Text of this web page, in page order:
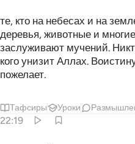
Неужели ты не видишь,
те, кто на небесах и на
деревья, животные и
заслуживают мучений.
кого унизит Аллах.
пожелает.
Тафсиры Уроки
22:19